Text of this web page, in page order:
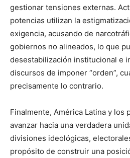
gestionar tensiones externas.
potencias utilizan la
exigencia, acusando de
gobiernos no alineados, lo que
desestabilización institucional e
discursos de imponer “orden”,
precisamente lo contrario.
Finalmente, América Latina y los
avanzar hacia una verdadera
divisiones ideológicas,
propósito de construir una